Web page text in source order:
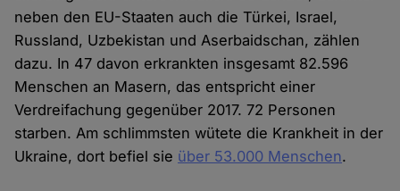
neben den EU-Staaten auch die Türkei, Israel,
Russland, Uzbekistan und Aserbaidschan, zählen
dazu. In 47 davon erkrankten insgesamt 82.596
Menschen an Masern, das entspricht einer
Verdreifachung gegenüber 2017. 72 Personen
starben. Am schlimmsten wütete die Krankheit in der
Ukraine, dort befiel sie über 53.000 Menschen.